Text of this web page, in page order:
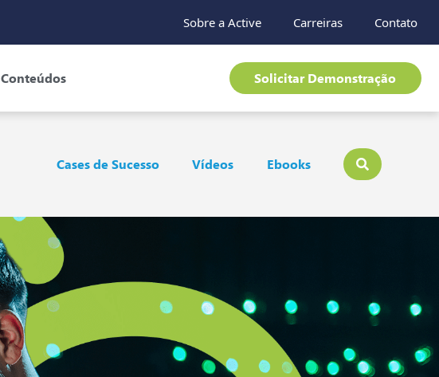
Sobre a Active Carreiras Contato
Conteúdos Solicitar Demonstração
Cases de Sucesso Vídeos Ebooks